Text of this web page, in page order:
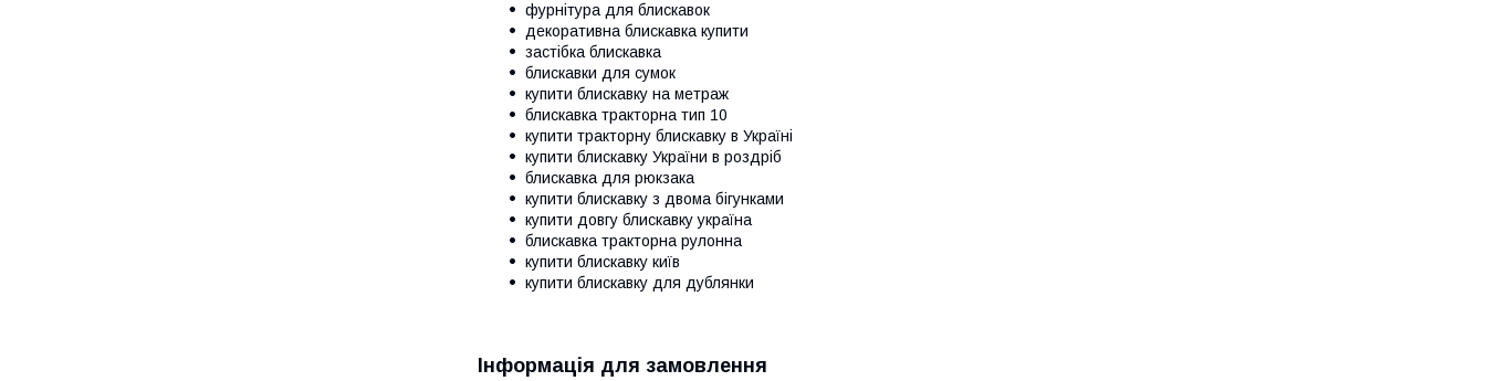
фурнітура для блискавок
декоративна блискавка купити
застібка блискавка
блискавки для сумок
купити блискавку на метраж
блискавка тракторна тип 10
купити тракторну блискавку в Україні
купити блискавку України в роздріб
блискавка для рюкзака
купити блискавку з двома бігунками
купити довгу блискавку україна
блискавка тракторна рулонна
купити блискавку київ
купити блискавку для дублянки
Інформація для замовлення